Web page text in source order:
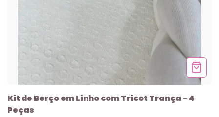
Kit de Berço em Linho com Tricot Trança - 4
Peças